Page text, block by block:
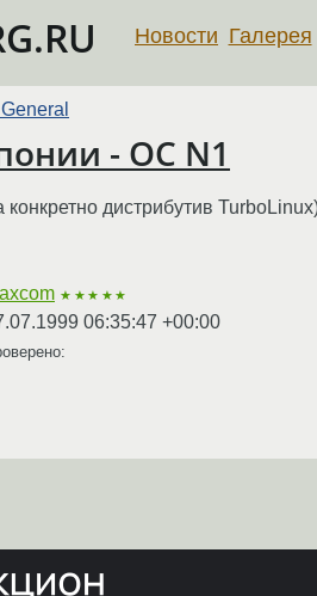
Новости Галерея
- ОС N1
дистрибутив
★★★★★
06:35:47 +00:00